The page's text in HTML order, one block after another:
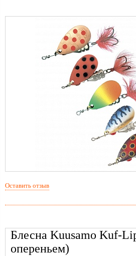
Блесна Kuusamo Kuf-
опереньем)
Оставить отзыв